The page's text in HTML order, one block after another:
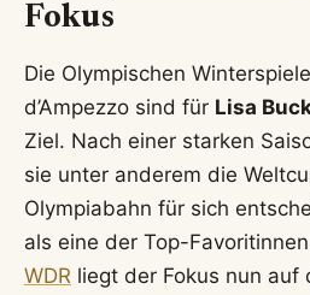
Fokus
Die Olympischen
d’Ampezzo sind für Lisa
Ziel. Nach einer starken
sie unter anderem die
Olympiabahn für sich
als eine der Top-
WDR liegt der Fokus nun auf